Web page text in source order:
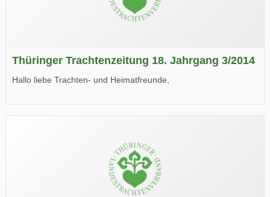
Thüringer Trachtenzeitung 18. Jahrgang 3/2014
Hallo liebe Trachten- und Heimatfreunde,
Wir wünschen Euch viel Spaß beim Lesen.